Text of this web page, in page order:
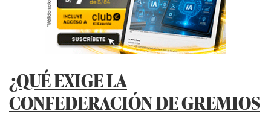
¿QUÉ EXIGE LA
CONFEDERACIÓN DE GREMIOS